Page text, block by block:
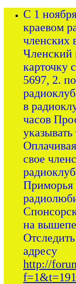
С 1
краевом
членских
Членский
карточку
5697, 2.
в
часов
свое
Приморья
на
адресу
http://
f=1&t=191